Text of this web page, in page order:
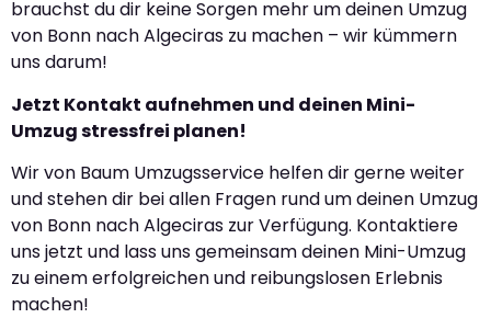
brauchst du dir keine Sorgen mehr um deinen Umzug
von Bonn nach Algeciras zu machen – wir kümmern
uns darum!
Jetzt Kontakt aufnehmen und deinen Mini-
Umzug stressfrei planen!
Wir von Baum Umzugsservice helfen dir gerne weiter
und stehen dir bei allen Fragen rund um deinen Umzug
von Bonn nach Algeciras zur Verfügung. Kontaktiere
uns jetzt und lass uns gemeinsam deinen Mini-Umzug
zu einem erfolgreichen und reibungslosen Erlebnis
machen!